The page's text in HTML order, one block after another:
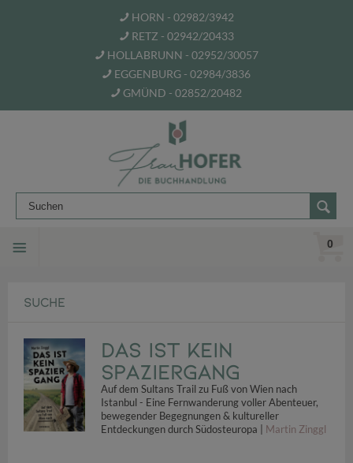
HORN - 02982/3942
RETZ - 02942/20433
HOLLABRUNN - 02952/30057
EGGENBURG - 02984/3836
GMÜND - 02852/20482
0
SUCHE
Das ist kein
Spaziergang
Auf dem Sultans Trail zu Fuß von Wien nach
Istanbul - Eine Fernwanderung voller Abenteuer,
bewegender Begegnungen & kultureller
Entdeckungen durch Südosteuropa | Martin Zinggl